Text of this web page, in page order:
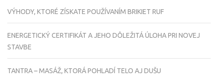
VÝHODY, KTORÉ ZÍSKATE POUŽÍVANÍM BRIKIET RUF
ENERGETICKÝ CERTIFIKÁT A JEHO DÔLEŽITÁ ÚLOHA PRI NOVEJ
STAVBE
TANTRA – MASÁŽ, KTORÁ POHLADÍ TELO AJ DUŠU